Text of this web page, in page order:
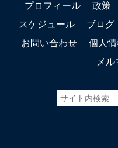
プロフィール 政策
スケジュール
ブログ
お問い合わせ
個人
メ